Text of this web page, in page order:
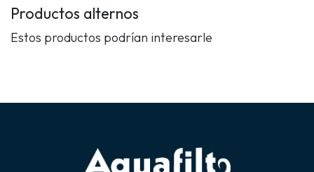
Productos alternos
Estos productos podrían interesarle